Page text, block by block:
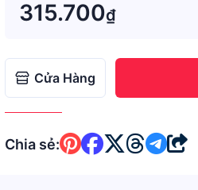
315.700₫
Cửa Hàng
Chia sẻ: